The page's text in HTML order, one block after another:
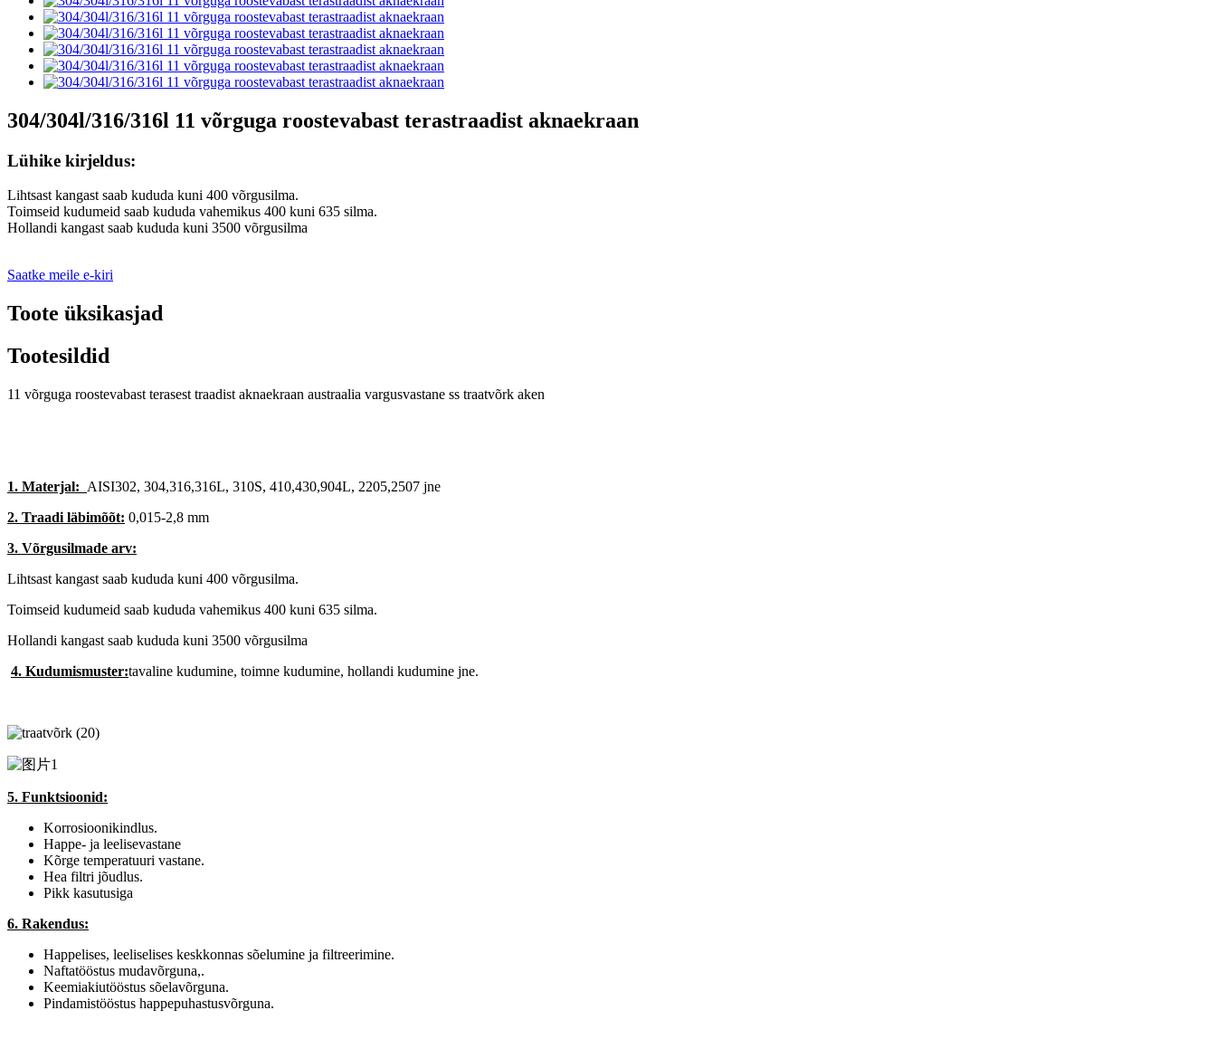
304/304l/316/316l 11 võrguga roostevabast terastraadist aknaekraan
Lühike kirjeldus:
Lihtsast kangast saab kududa kuni 400 võrgusilma.
Toimseid kudumeid saab kududa vahemikus 400 kuni 635 silma.
Hollandi kangast saab kududa kuni 3500 võrgusilma
Saatke meile e-kiri
Toote üksikasjad
Tootesildid
11 võrguga roostevabast terasest traadist aknaekraan austraalia vargusvastane ss traatvõrk aken
1. Materjal: AISI302, 304,316,316L, 310S, 410,430,904L, 2205,2507 jne
2. Traadi läbimõõt: 0,015-2,8 mm
3. Võrgusilmade arv:
Lihtsast kangast saab kududa kuni 400 võrgusilma.
Toimseid kudumeid saab kududa vahemikus 400 kuni 635 silma.
Hollandi kangast saab kududa kuni 3500 võrgusilma
4. Kudumismuster:tavaline kudumine, toimne kudumine, hollandi kudumine jne.
5. Funktsioonid:
Korrosioonikindlus.
Happe- ja leelisevastane
Kõrge temperatuuri vastane.
Hea filtri jõudlus.
Pikk kasutusiga
6. Rakendus:
Happelises, leeliselises keskkonnas sõelumine ja filtreerimine.
Naftatööstus mudavõrguna,.
Keemiakiutööstus sõelavõrguna.
Pindamistööstus happepuhastusvõrguna.